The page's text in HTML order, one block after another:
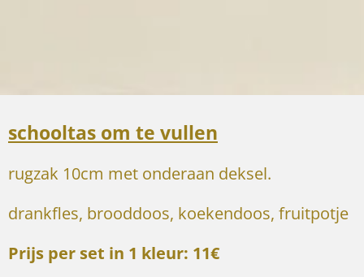
schooltas om te vullen
rugzak 10cm met onderaan deksel.
drankfles, brooddoos, koekendoos, fruitpotje
Prijs per set in 1 kleur: 11€